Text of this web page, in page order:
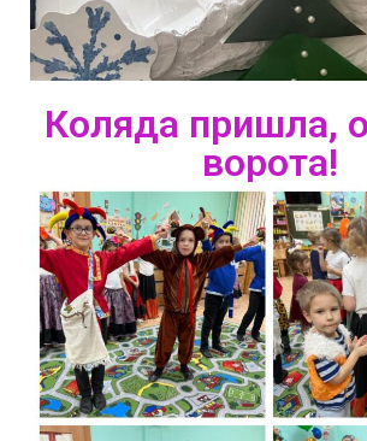
Коляда пришла,
ворота!